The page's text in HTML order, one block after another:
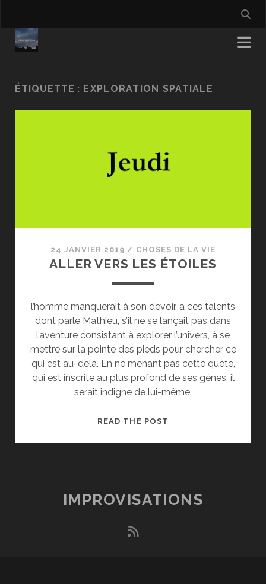
ÉTIQUETTE : EXPLORATION SPATIALE
24 JANVIER 2019 / CHOSES DE LA VIE
ALLER VERS LES ÉTOILES
l’homme manquerait à son devoir, à ces talents
dont parle Mathieu, s’il ne se lançait pas dans
l’aventure consistant à explorer l’univers, à se
mettre sur la pointe des pieds pour chercher ce
qui est au-delà. En ne menant pas cette quête,
qui est inscrite au plus profond de ses gènes, il
serait indigne de lui-même.
READ THE POST
IMPROVISATIONS
rss